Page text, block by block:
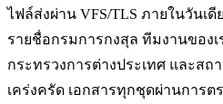
ไฟล์ส่งผ่าน VFS/TLS ภายในวันเ
รายชื่อกรมการกงสุล ทีมงานของ
กระทรวงการต่างประเทศ และสถ
เคร่งครัด เอกสารทุกชุดผ่านการต